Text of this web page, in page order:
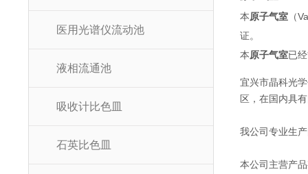
医用光谱仪流动池
液相流通池
吸收计比色皿
石英比色皿
本原子气室 （
证。
本原子气室已
宜兴市晶科光
区，在国内具
我公司专业生
本公司主营产